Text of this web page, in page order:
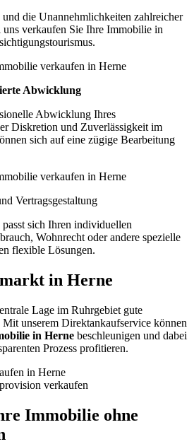
und die Unannehmlichkeiten zahlreicher
verkaufen Sie Ihre Immobilie in
Abwicklung
Abwicklung Ihres
Diskretion und Zuverlässigkeit im
sich auf eine zügige Bearbeitung
Vertragsgestaltung
sich Ihren individuellen
Wohnrecht oder andere spezielle
flexible Lösungen.
in Herne
Lage im Ruhrgebiet gute
unserem Direktankaufservice können
in Herne beschleunigen und dabei
Prozess profitieren.
Immobilie ohne